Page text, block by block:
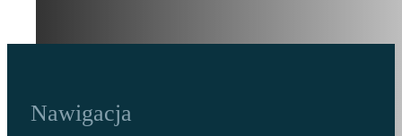
Nawigacja